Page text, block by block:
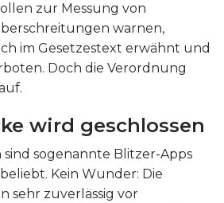
zur Messung von
warnen,
im Gesetzestext erwähnt und
Doch die Verordnung
wird geschlossen
sogenannte Blitzer-Apps
Kein Wunder: Die
sehr zuverlässig vor